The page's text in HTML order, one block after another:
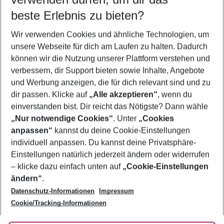
5-8 Nächte
2 Erwachsene Keine Kinder
Mehr Filter anzeigen
Footer
Footer navigation
Über uns
AGB
Bestpreisgarantie
Cookie-Einstellungen ändern
Cookie-Richtlinie
Agenturbetreuung
Barrierefreies Reisen
Folge uns
beste Erlebnis zu bieten?
Wir verwenden Cookies und ähnliche Technologien, um
unsere Webseite für dich am Laufen zu halten. Dadurch
können wir die Nutzung unserer Plattform verstehen und
verbessern, dir Support bieten sowie Inhalte, Angebote
und Werbung anzeigen, die für dich relevant sind und zu
dir passen. Klicke auf „Alle akzeptieren“, wenn du
einverstanden bist. Dir reicht das Nötigste? Dann wähle
„Nur notwendige Cookies“. Unter „Cookies
anpassen“ kannst du deine Cookie-Einstellungen
individuell anpassen. Du kannst deine Privatsphäre-
Einstellungen natürlich jederzeit ändern oder widerrufen
– klicke dazu einfach unten auf „Cookie-Einstellungen
ändern“.
Datenschutz-Informationen
Impressum
Cookie/Tracking-Informationen